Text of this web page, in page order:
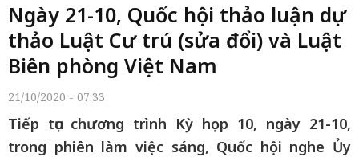
Ngày 21-10, Quốc hội thảo luận dự
thảo Luật Cư trú (sửa đổi) và Luật
Biên phòng Việt Nam
21/10/2020 - 07:33
Tiếp tục chương trình Kỳ họp 10, ngày 21-10,
trong phiên làm việc sáng, Quốc hội nghe Ủy